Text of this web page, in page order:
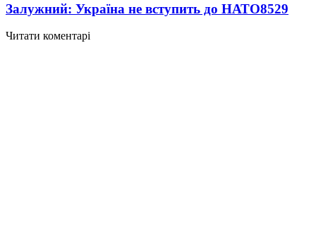
Залужний: Україна не вступить до НАТО8529
Читати коментарі